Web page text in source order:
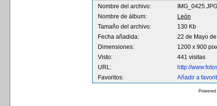
Nombre del archivo:
IMG_0425.JPG
Nombre de álbum:
León
Tamaño del archivo:
130 Kb
Fecha añadida:
22 de Mayo
Dimensiones:
1200 x 900
Visto:
441 visitas
URL:
http://
Favoritos:
Añadir a